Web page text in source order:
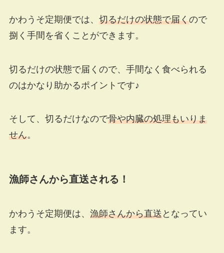
かわうそ定期便では、 切るだけの状態で届くので
捌く手間を省くことができます。
切るだけの状態で届くので、 手間なく食べられる
のはかなり助かるポイント です♪
そして、切るだけなので骨や内臓の処理もいりま
せん。
漁師さんから直送される！
かわうそ定期便は、 漁師さんから直送となってい
ます。